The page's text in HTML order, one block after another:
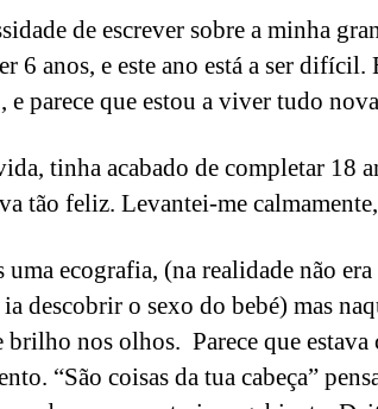
de escrever sobre a minha
6 anos, e este ano está a ser
e parece que estou a viver tudo
tinha acabado de completar 18
tão feliz. Levantei-me
uma ecografia, (na realidade não
descobrir o sexo do bebé) mas
brilho nos olhos. Parece que estava
“São coisas da tua cabeça”